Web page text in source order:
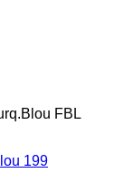
FBL
199